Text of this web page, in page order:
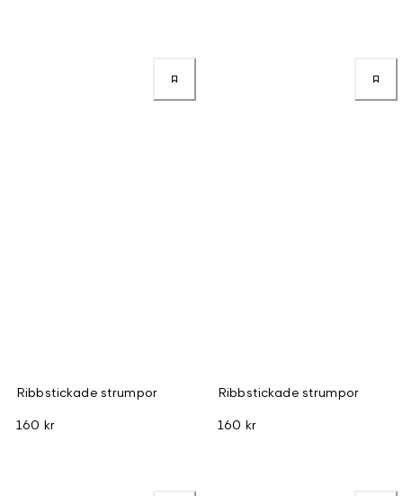
Ribbstickade strumpor
160 kr
Ribbstickade strumpor
160 kr